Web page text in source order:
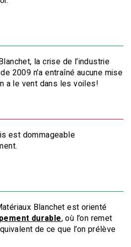
la crise de l’industrie
2009 n’a entraîné aucune mise
a le vent dans les voiles!
est dommageable
Blanchet est orienté
durable, où l’on remet
de ce que l’on prélève